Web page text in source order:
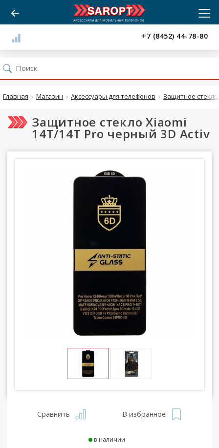
+7 (8452) 44-78-80
Главная Магазин Аксессуары для телефонов Защитное стекло
Защитное стекло Xiaomi
14T/14T Pro черный 3D Activ
Сравнить В избранное
в наличии